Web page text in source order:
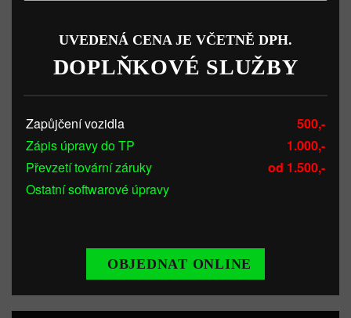
UVEDENÁ CENA JE VČETNĚ DPH.
DOPLŇKOVÉ SLUŽBY
Zapůjčení vozidla
500,-
Zápis úpravy do TP
1.000,-
Převzetí tovární záruky
od 1.500,-
Ostatní softwarové úpravy
OBJEDNAT ONLINE